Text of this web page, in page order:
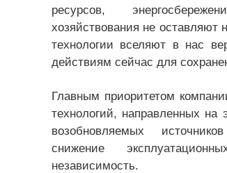
ресурсов,
хозяйствования не
технологии вселяют в нас
действиям сейчас для
Главным приоритетом
технологий, направленных на
возобновляемых
снижение
независимость.